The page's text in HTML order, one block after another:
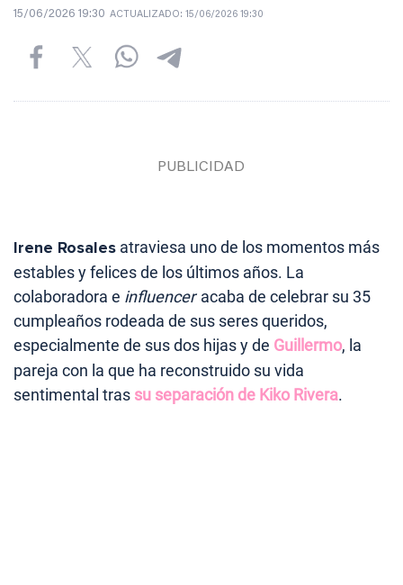
15/06/2026 19:30 ACTUALIZADO: 15/06/2026 19:30
Irene Rosales atraviesa uno de los momentos más
estables y felices de los últimos años. La
colaboradora e influenceracaba de celebrar su 35
cumpleaños rodeada de sus seres queridos,
especialmente de sus dos hijas y de Guillermo, la
pareja con la que ha reconstruido su vida
sentimental tras su separación de Kiko Rivera.